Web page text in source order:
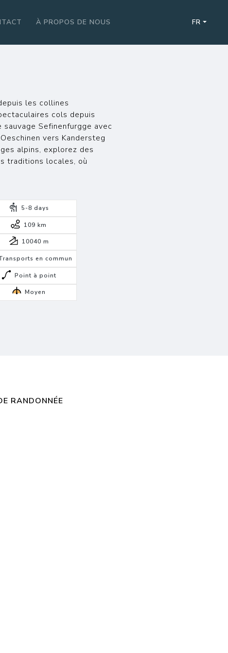
À PROPOS DE NOUS FR
les collines
cols depuis
sauvage Sefinenfurgge avec
vers Kandersteg
alpins, explorez des
traditions locales, où
5-8 days
109 km
10040 m
en commun
Point à point
Moyen
RANDONNÉE